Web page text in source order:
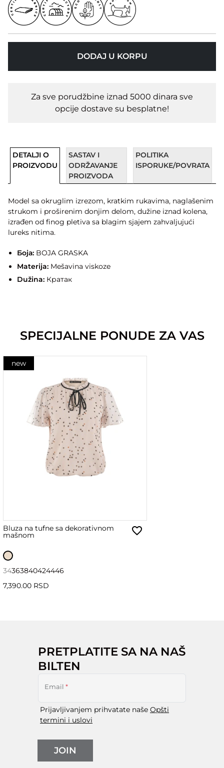
DODAJ U KORPU
Za sve porudžbine iznad 5000 dinara sve
opcije dostave su besplatne!
DETALJI O
PROIZVODU
SASTAV I
ODRŽAVANJE
PROIZVODA
POLITIKA
ISPORUKE/POVRATA
Model sa okruglim izrezom, kratkim rukavima, naglašenim
strukom i proširenim donjim delom, dužine iznad kolena,
izrađen od finog pletiva sa blagim sjajem zahvaljujući
lureks nitima.
Боја:BOJA GRASKA
Materija:Mešavina viskoze
Dužina:Кратак
SPECIJALNE PONUDE ZA VAS
new
Bluza na tufne sa dekorativnom
mašnom
34363840424446
7,390.00 RSD
PRETPLATITE SA NA NAŠ
BILTEN
Email *
Prijavljivanjem prihvatate naše Opšti
termini i uslovi
JOIN